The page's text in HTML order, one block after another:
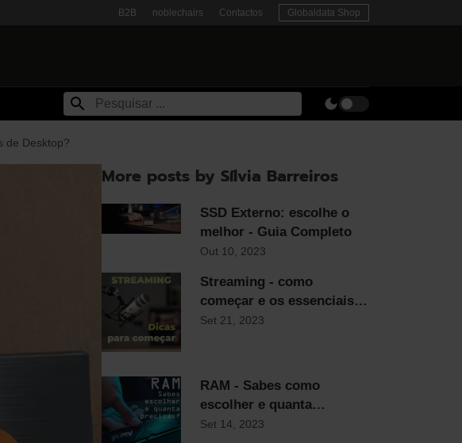
B2B noblechairs Contactos Globaldata Shop
de Desktop?
More posts by Sílvia Barreiros
SSD Externo: escolhe o
melhor - Guia Completo
Out 10, 2023
Streaming - como
começar e os essenciais
para qualquer streamer
Set 21, 2023
RAM - Sabes como
escolher e quanta
precisas?
Set 14, 2023